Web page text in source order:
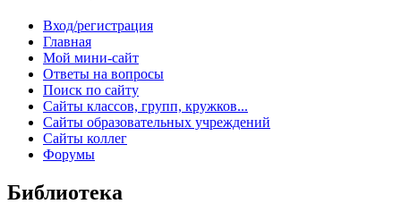
Вход/регистрация
Главная
Мой мини-сайт
Ответы на вопросы
Поиск по сайту
Сайты классов, групп, кружков...
Сайты образовательных учреждений
Сайты коллег
Форумы
Библиотека